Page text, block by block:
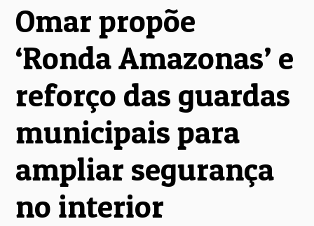
Omar propõe
‘Ronda Amazonas’ e
reforço das guardas
municipais para
ampliar segurança
no interior